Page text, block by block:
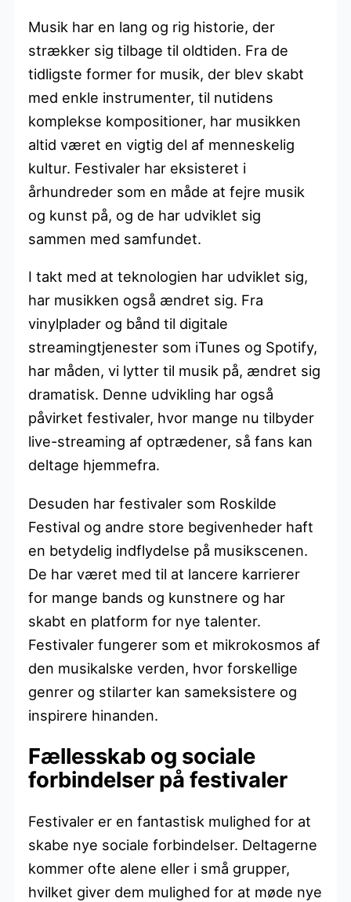
Musik har en lang og rig historie, der
strækker sig tilbage til oldtiden. Fra de
tidligste former for musik, der blev skabt
med enkle instrumenter, til nutidens
komplekse kompositioner, har musikken
altid været en vigtig del af menneskelig
kultur. Festivaler har eksisteret i
århundreder som en måde at fejre musik
og kunst på, og de har udviklet sig
sammen med samfundet.
I takt med at teknologien har udviklet sig,
har musikken også ændret sig. Fra
vinylplader og bånd til digitale
streamingtjenester som iTunes og Spotify,
har måden, vi lytter til musik på, ændret sig
dramatisk. Denne udvikling har også
påvirket festivaler, hvor mange nu tilbyder
live-streaming af optrædener, så fans kan
deltage hjemmefra.
Desuden har festivaler som Roskilde
Festival og andre store begivenheder haft
en betydelig indflydelse på musikscenen.
De har været med til at lancere karrierer
for mange bands og kunstnere og har
skabt en platform for nye talenter.
Festivaler fungerer som et mikrokosmos af
den musikalske verden, hvor forskellige
genrer og stilarter kan sameksistere og
inspirere hinanden.
Fællesskab og sociale
forbindelser på festivaler
Festivaler er en fantastisk mulighed for at
skabe nye sociale forbindelser. Deltagerne
kommer ofte alene eller i små grupper,
hvilket giver dem mulighed for at møde nye